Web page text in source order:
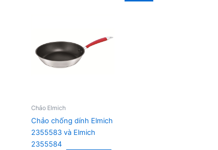
Chảo Elmich
Chảo chống dính Elmich
2355583 và Elmich
2355584